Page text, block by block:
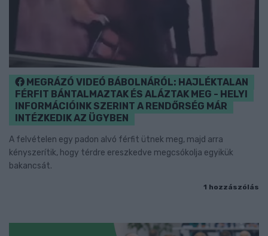
MEGRÁZÓ VIDEÓ BÁBOLNÁRÓL: HAJLÉKTALAN
FÉRFIT BÁNTALMAZTAK ÉS ALÁZTAK MEG - HELYI
INFORMÁCIÓINK SZERINT A RENDŐRSÉG MÁR
INTÉZKEDIK AZ ÜGYBEN
A felvételen egy padon alvó férfit ütnek meg, majd arra
kényszerítik, hogy térdre ereszkedve megcsókolja egyikük
bakancsát.
1 hozzászólás